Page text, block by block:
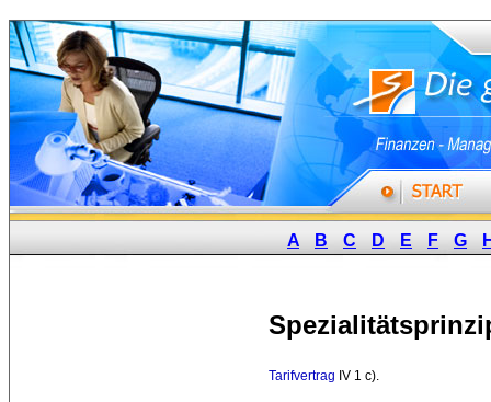
A B C D E F G
Tarifvertrag IV 1 c).